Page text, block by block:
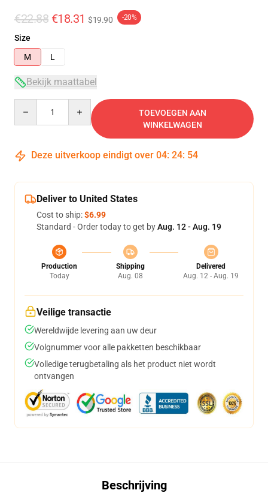
€22.88 €18.31 $19.90 -20%
Size
M
L
Bekijk maattabel
TOEVOEGEN AAN
WINKELWAGEN
Deze uitverkoop eindigt over 04: 24: 53
Deliver to United States
Cost to ship:$6.99
Standard - Order today to get byAug. 12 - Aug. 19
Production
Today
Shipping
Aug. 08
Delivered
Aug. 12 - Aug. 19
Veilige transactie
Wereldwijde levering aan uw deur
Volgnummer voor alle pakketten beschikbaar
Volledige terugbetaling als het product niet wordt
ontvangen
Beschrijving